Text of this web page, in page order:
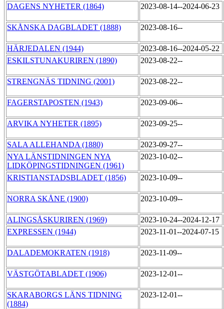
DAGENS NYHETER (1864) 2023-08-14--2024-06-23
SKÅNSKA DAGBLADET (1888) 2023-08-16--
HÄRJEDALEN (1944)
2023-08-16--2024-05-22
ESKILSTUNAKURIREN (1890)
2023-08-22--
STRENGNÄS TIDNING (2001) 2023-08-22--
FAGERSTAPOSTEN (1943) 2023-09-06--
ARVIKA NYHETER (1895) 2023-09-25--
SALA ALLEHANDA (1880)
2023-09-27--
NYA LÄNSTIDNINGEN NYA
LIDKÖPINGSTIDNINGEN (1961)
2023-10-02--
KRISTIANSTADSBLADET (1856) 2023-10-09--
NORRA SKÅNE (1900) 2023-10-09--
ALINGSÅSKURIREN (1969)
2023-10-24--2024-12-17
EXPRESSEN (1944)
2023-11-01--2024-07-15
DALADEMOKRATEN (1918) 2023-11-09--
VÄSTGÖTABLADET (1906) 2023-12-01--
SKARABORGS LÄNS TIDNING
(1884)
2023-12-01--